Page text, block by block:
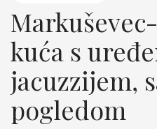
kuća s
jacuzzijem,
pogledom